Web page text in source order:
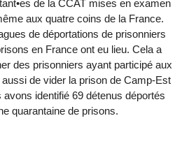
de la CCAT mises en examen
aux quatre coins de la France.
de déportations de prisonniers
en France ont eu lieu. Cela a
des prisonniers ayant participé aux
de vider la prison de Camp-Est
avons identifié 69 détenus déportés
quarantaine de prisons.